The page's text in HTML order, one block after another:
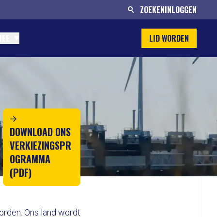
ZOEKENINLOGGEN
LID WORDEN
DOWNLOAD ONS
VERKIEZINGSPR
OGRAMMA
(PDF)
Ons land wordt